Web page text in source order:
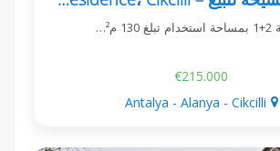
€215.000
Antalya - Alanya - Cikcilli